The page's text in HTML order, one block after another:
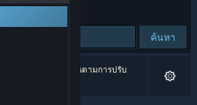
ค้นหา
ผลิตภัณฑ์ได้ถูกละเว้นตามการปรับ